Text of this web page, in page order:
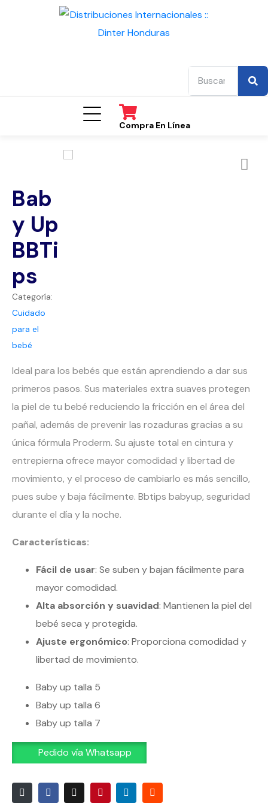
Compra En Línea
Bab
y Up
BBTi
ps
Categoría:
Cuidado
para el
bebé
Ideal para los bebés que están aprendiendo a dar sus
primeros pasos. Sus materiales extra suaves protegen
la piel de tu bebé reduciendo la fricción en el área del
pañal, además de prevenir las rozaduras gracias a su
única fórmula Proderm. Su ajuste total en cintura y
entrepierna ofrece mayor comodidad y libertad de
movimiento, y el proceso de cambiarlo es más sencillo,
pues sube y baja fácilmente. Bbtips babyup, seguridad
durante el día y la noche.
Características:
Fácil de usar: Se suben y bajan fácilmente para
mayor comodidad.
Alta absorción y suavidad: Mantienen la piel del
bebé seca y protegida.
Ajuste ergonómico: Proporciona comodidad y
libertad de movimiento.
Baby up talla 5
Baby up talla 6
Baby up talla 7
Pedido vía Whatsapp